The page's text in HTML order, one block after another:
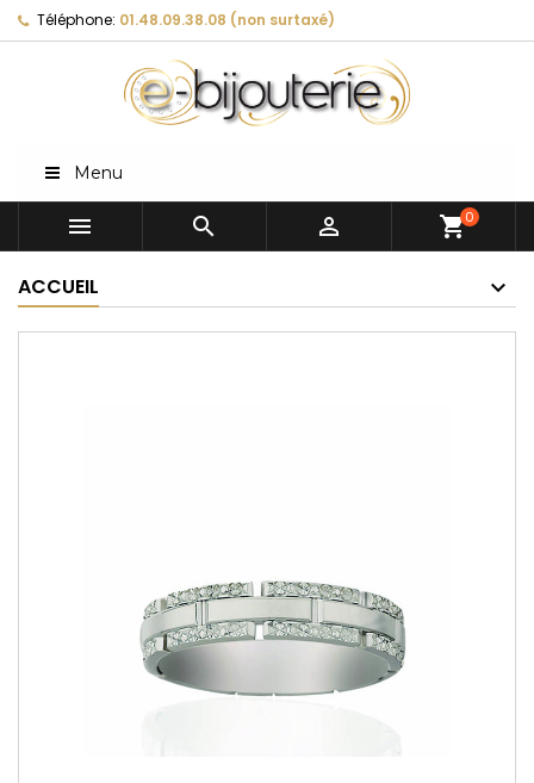
Téléphone: 01.48.09.38.08 (non surtaxé)
Menu
   shopping_cart0
ACCUEIL